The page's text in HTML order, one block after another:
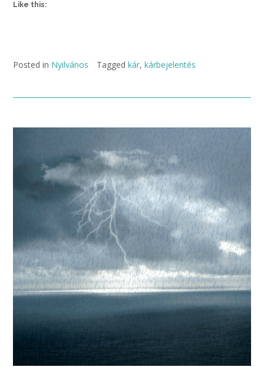
Like this:
Posted in Nyilvános Tagged kár, kárbejelentés